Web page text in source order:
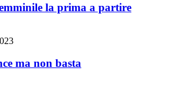
la prima a partire
ma non basta